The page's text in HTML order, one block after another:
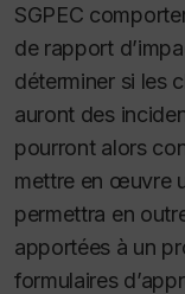
SGPEC
de rapport
déterminer si les
auront des
pourront alors
mettre en œuvre
permettra en
apportées à un
formulaires